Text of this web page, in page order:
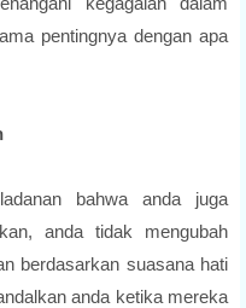
pentingnya dengan apa
bahwa anda juga
anda tidak mengubah
berdasarkan suasana hati
anda ketika mereka